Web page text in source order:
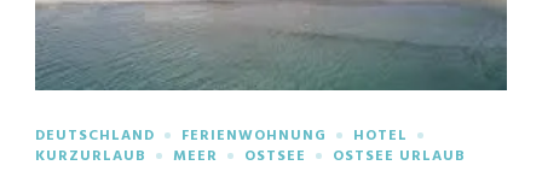
DEUTSCHLAND FERIENWOHNUNG
HOTEL
KURZURLAUB
MEER OSTSEE OSTSEE URLAUB